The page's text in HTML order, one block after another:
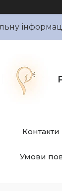
Контакти
Умови